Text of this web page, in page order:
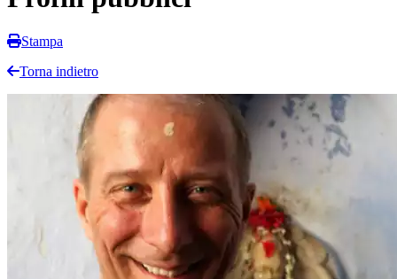
Stampa
Torna indietro